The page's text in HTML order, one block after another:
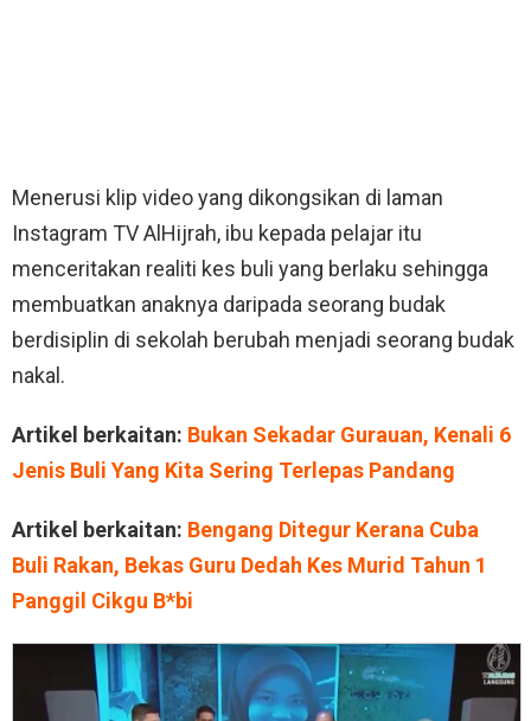
Menerusi klip video yang dikongsikan di laman
Instagram TV AlHijrah, ibu kepada pelajar itu
menceritakan realiti kes buli yang berlaku sehingga
membuatkan anaknya daripada seorang budak
berdisiplin di sekolah berubah menjadi seorang budak
nakal.
Artikel berkaitan: Bukan Sekadar Gurauan, Kenali 6
Jenis Buli Yang Kita Sering Terlepas Pandang
Artikel berkaitan: Bengang Ditegur Kerana Cuba
Buli Rakan, Bekas Guru Dedah Kes Murid Tahun 1
Panggil Cikgu B*bi